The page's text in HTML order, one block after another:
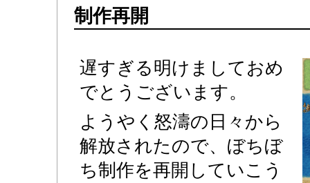
制作再開
遅すぎる明けましておめ
でとうございます。
ようやく怒濤の日々から
解放されたので、ぼちぼ
ち制作を再開していこう